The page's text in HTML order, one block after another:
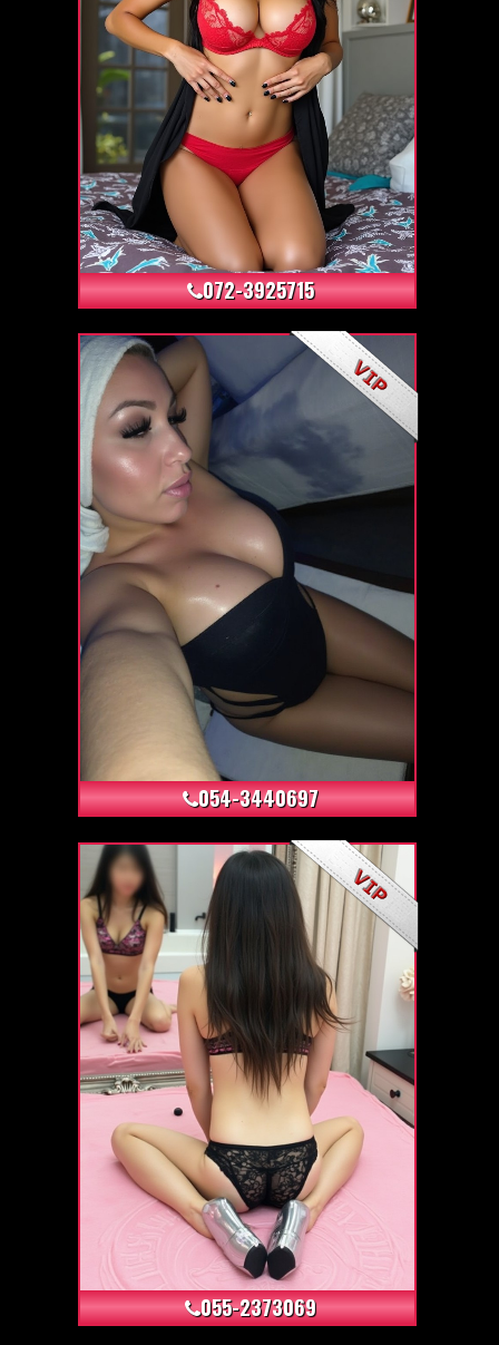
+114
072-3925715
054-3440697
055-2373069